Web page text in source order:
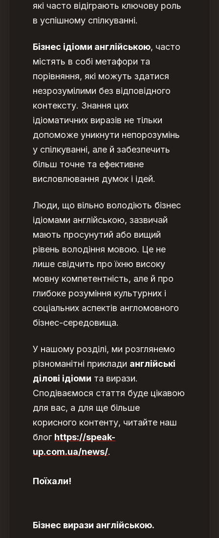
які часто відіграють ключову роль
в успішному спілкуванні.
Бізнес ідіоми англійською, часто
містять в собі метафори та
порівняння, які можуть здатися
незрозумілими без відповідного
контексту. Знання цих
ідіоматичних виразів не тільки
допоможе уникнути непорозумінь
у спілкуванні, але й забезпечить
більш точне та ефективне
висловлювання думок і ідей.
Люди, що вільно володіють бізнес
ідіомами англійською, зазвичай
мають просунутий або вищий
рівень володіння мовою. Це не
лише свідчить про їхню високу
мовну компетентність, але й про
глибоке розуміння культурних і
соціальних аспектів англомовного
бізнес-середовища.
У нашому розділі, ми розглянемо
різноманітні приклади англійські
ділові ідіоми та вирази.
Сподіваємося стаття буде цікавою
для вас, а для ще більше
корисного контенту, читайте наш
блог https://speak-
up.com.ua/news/.
Поїхали!
Бізнес вирази англійською.